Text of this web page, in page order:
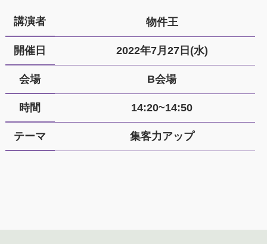
講演者 物件王
開催日 2022年7月27日(水)
会場 B会場
時間 14:20~14:50
テーマ 集客力アップ